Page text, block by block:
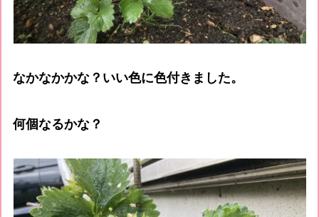
なかなかかな？いい色に色付きました。
何個なるかな？